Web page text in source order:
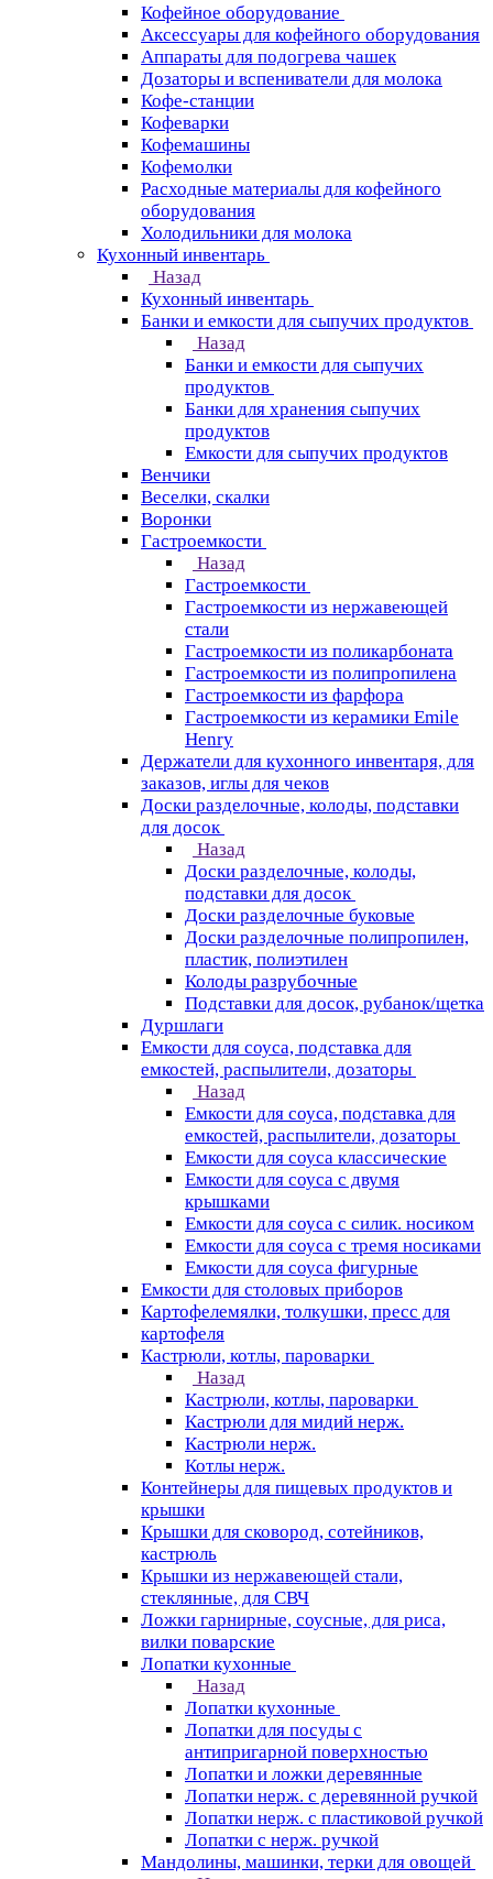
Кофейное оборудование
Аксессуары для кофейного оборудования
Аппараты для подогрева чашек
Дозаторы и вспениватели для молока
Кофе-станции
Кофеварки
Кофемашины
Кофемолки
Расходные материалы для кофейного
оборудования
Холодильники для молока
Кухонный инвентарь
Назад
Кухонный инвентарь
Банки и емкости для сыпучих продуктов
Назад
Банки и емкости для сыпучих
продуктов
Банки для хранения сыпучих
продуктов
Емкости для сыпучих продуктов
Венчики
Веселки, скалки
Воронки
Гастроемкости
Назад
Гастроемкости
Гастроемкости из нержавеющей
стали
Гастроемкости из поликарбоната
Гастроемкости из полипропилена
Гастроемкости из фарфора
Гастроемкости из керамики Emile
Henry
Держатели для кухонного инвентаря, для
заказов, иглы для чеков
Доски разделочные, колоды, подставки
для досок
Назад
Доски разделочные, колоды,
подставки для досок
Доски разделочные буковые
Доски разделочные полипропилен,
пластик, полиэтилен
Колоды разрубочные
Подставки для досок, рубанок/щетка
Дуршлаги
Емкости для соуса, подставка для
емкостей, распылители, дозаторы
Назад
Емкости для соуса, подставка для
емкостей, распылители, дозаторы
Емкости для соуса классические
Емкости для соуса с двумя
крышками
Емкости для соуса с силик. носиком
Емкости для соуса с тремя носиками
Емкости для соуса фигурные
Емкости для столовых приборов
Картофелемялки, толкушки, пресс для
картофеля
Кастрюли, котлы, пароварки
Назад
Кастрюли, котлы, пароварки
Кастрюли для мидий нерж.
Кастрюли нерж.
Котлы нерж.
Контейнеры для пищевых продуктов и
крышки
Крышки для сковород, сотейников,
кастрюль
Крышки из нержавеющей стали,
стеклянные, для СВЧ
Ложки гарнирные, соусные, для риса,
вилки поварские
Лопатки кухонные
Назад
Лопатки кухонные
Лопатки для посуды с
антипригарной поверхностью
Лопатки и ложки деревянные
Лопатки нерж. с деревянной ручкой
Лопатки нерж. с пластиковой ручкой
Лопатки с нерж. ручкой
Мандолины, машинки, терки для овощей